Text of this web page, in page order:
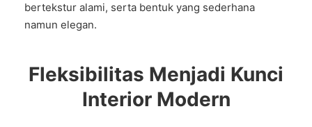
bertekstur alami, serta bentuk yang sederhana
namun elegan.
Fleksibilitas Menjadi Kunci
Interior Modern